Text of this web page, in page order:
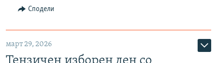
Сподели
март 29, 2026